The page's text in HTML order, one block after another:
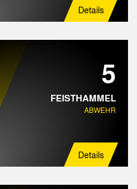
Details
5
FEISTHAMMEL
ABWEHR
Details